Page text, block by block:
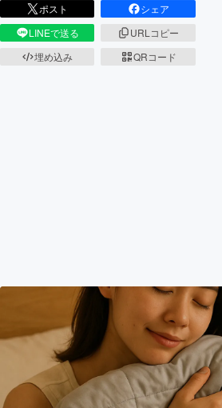
ポスト
シェア
LINEで送る
URLコピー
埋め込み
QRコード